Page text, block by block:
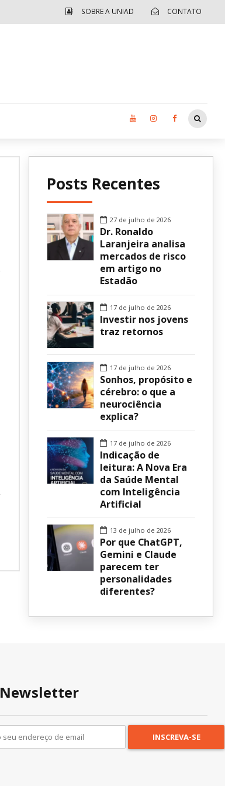
SOBRE A UNIAD CONTATO
Independência Jovem – FOLIA
Revista UNIAD
Posts Recentes
27 de julho de 2026
Dr. Ronaldo
Laranjeira analisa
mercados de risco
em artigo no
Estadão
17 de julho de 2026
Investir nos jovens
traz retornos
17 de julho de 2026
Sonhos, propósito e
cérebro: o que a
neurociência
explica?
17 de julho de 2026
Indicação de
leitura: A Nova Era
da Saúde Mental
com Inteligência
Artificial
13 de julho de 2026
Por que ChatGPT,
Gemini e Claude
parecem ter
personalidades
diferentes?
Newsletter